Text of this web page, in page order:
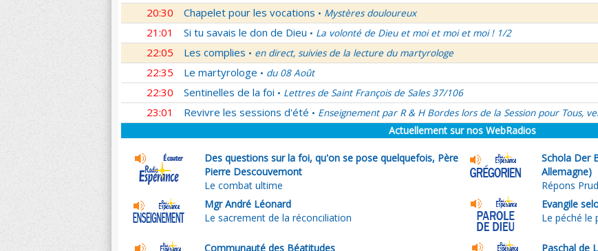
20:30 Chapelet pour les vocations • Mystères douloureux
21:01 Si tu savais le don de Dieu • La volonté de Dieu et moi et moi et moi ! 1/2
22:05 Les complies • en direct, suivies de la lecture du martyrologe
22:35 Le martyrologe • du 08 Août
22:30 Sentinelles de la foi • Lettres de Saint François de Sales 37/106
23:01 Revivre les sessions d'été • Enseignement par R & H Bordes lors de la Session pour Tous,
Actuellement sur nos WebRadios
Des questions sur la foi, qu'on se pose quelquefois, Père
Pierre Descouvemont
Le combat ultime
Schola Der
Allemagne)
Répons
Mgr André Léonard
Le sacrement de la réconciliation
Evangile
Le péché le
Communauté des Béatitudes Paschal de